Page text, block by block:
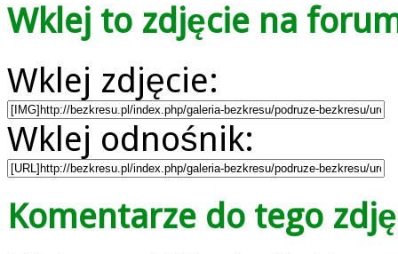
Wklej to zdjęcie na
Wklej zdjęcie:
Wklej odnośnik:
Komentarze do tego